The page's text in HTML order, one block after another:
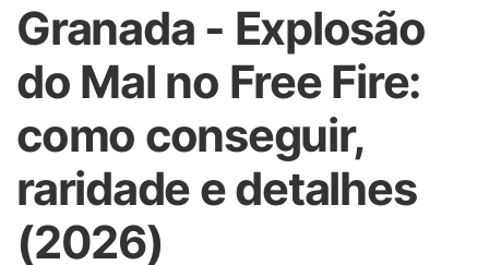
Granada - Explosão
do Mal no Free Fire:
como conseguir,
raridade e detalhes
(2026)